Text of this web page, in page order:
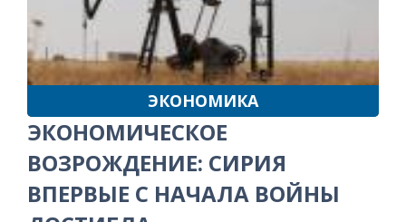
ЭКОНОМИКА
ЭКОНОМИЧЕСКОЕ
ВОЗРОЖДЕНИЕ: СИРИЯ
ВПЕРВЫЕ С НАЧАЛА ВОЙНЫ